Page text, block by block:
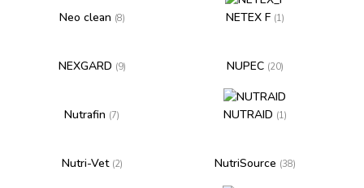
Neo clean (8) NETEX F (1)
NEXGARD (9) NUPEC (20)
Nutrafin (7) NUTRAID (1)
Nutri-Vet (2) NutriSource (38)